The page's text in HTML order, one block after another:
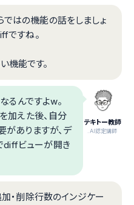
ではの機能の話をしましょ
ですね。
機能です。
テキトー教師
.AI認定講師
るんですよw。
加えた後、自分
ありますが、デ
diffビューが開き
加・削除行数のインジケー